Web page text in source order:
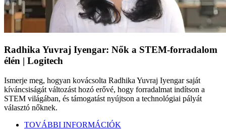
Radhika Yuvraj Iyengar: Nők a STEM-forradalom
élén | Logitech
Ismerje meg, hogyan kovácsolta Radhika Yuvraj Iyengar saját
kíváncsiságát változást hozó erővé, hogy forradalmat indítson a
STEM világában, és támogatást nyújtson a technológiai pályát
választó nőknek.
TOVÁBBI INFORMÁCIÓK